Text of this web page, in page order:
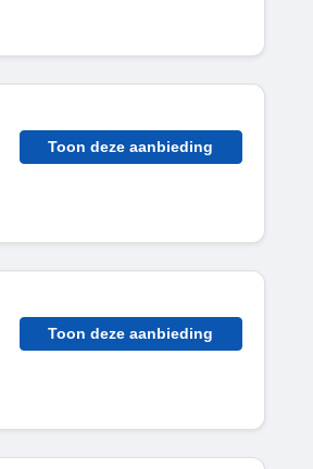
Toon deze aanbieding
Toon deze aanbieding